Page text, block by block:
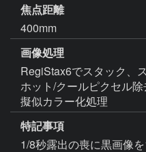
焦点距離
400mm
画像処理
RegiStax6でスタック、
ホット/クールピクセル除
擬似カラー化処理
特記事項
1/8秒露出の喪に黒画像